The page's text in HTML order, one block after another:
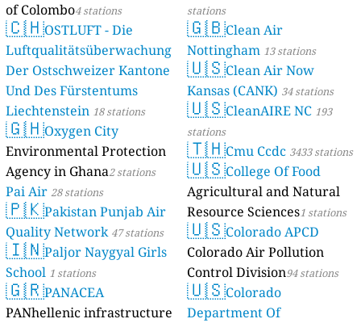
stations
🇬🇧Clean Air
Nottingham 13 stations
🇺🇸Clean Air Now
Kansas (CANK) 34 stations
🇺🇸CleanAIRE NC 193
stations
🇹🇭Cmu Ccdc 3433 stations
🇺🇸College Of Food
Agricultural and Natural
Resource Sciences1 stations
🇺🇸Colorado APCD
Colorado Air Pollution
Control Division94 stations
🇺🇸Colorado
Department Of
of Colombo4 stations
🇨🇭OSTLUFT - Die
Luftqualitätsüberwachung
Der Ostschweizer Kantone
Und Des Fürstentums
Liechtenstein 18 stations
🇬🇭Oxygen City
Environmental Protection
Agency in Ghana2 stations
Pai Air 28 stations
🇵🇰Pakistan Punjab Air
Quality Network 47 stations
🇮🇳Paljor Naygyal Girls
School 1 stations
🇬🇷PANACEA
PANhellenic infrastructure